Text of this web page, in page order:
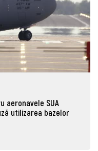
aeronavele SUA
utilizarea bazelor